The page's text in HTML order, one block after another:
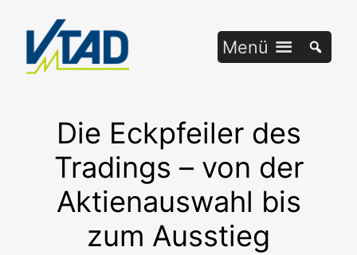
springen
Menü
Die Eckpfeiler des
Tradings – von der
Aktienauswahl bis
zum Ausstieg